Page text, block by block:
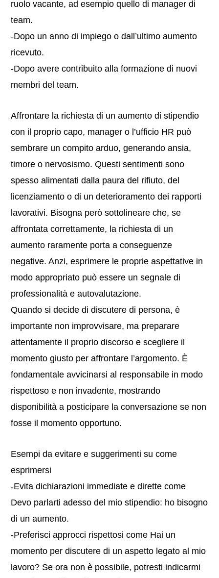
ruolo vacante, ad esempio quello di manager di
team.
-Dopo un anno di impiego o dall’ultimo aumento
ricevuto.
-Dopo avere contribuito alla formazione di nuovi
membri del team.
Affrontare la richiesta di un aumento di stipendio
con il proprio capo, manager o l’ufficio HR può
sembrare un compito arduo, generando ansia,
timore o nervosismo. Questi sentimenti sono
spesso alimentati dalla paura del rifiuto, del
licenziamento o di un deterioramento dei rapporti
lavorativi. Bisogna però sottolineare che, se
affrontata correttamente, la richiesta di un
aumento raramente porta a conseguenze
negative. Anzi, esprimere le proprie aspettative in
modo appropriato può essere un segnale di
professionalità e autovalutazione.
Quando si decide di discutere di persona, è
importante non improvvisare, ma preparare
attentamente il proprio discorso e scegliere il
momento giusto per affrontare l’argomento. È
fondamentale avvicinarsi al responsabile in modo
rispettoso e non invadente, mostrando
disponibilità a posticipare la conversazione se non
fosse il momento opportuno.
Esempi da evitare e suggerimenti su come
esprimersi
-Evita dichiarazioni immediate e dirette come
Devo parlarti adesso del mio stipendio: ho bisogno
di un aumento.
-Preferisci approcci rispettosi come Hai un
momento per discutere di un aspetto legato al mio
lavoro? Se ora non è possibile, potresti indicarmi